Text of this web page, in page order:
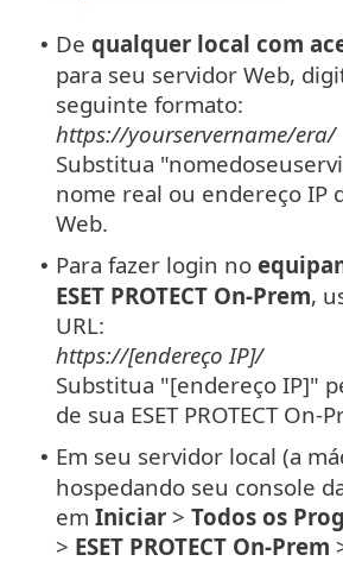
• De qualquer local com
para seu servidor Web,
seguinte formato:
https://yourservername/era/
Substitua
nome real ou endereço IP
Web.
• Para fazer login no
ESET PROTECT On-Prem,
URL:
https://[endereço IP]/
Substitua "[endereço IP]"
de sua ESET PROTECT On-
• Em seu servidor local (a
hospedando seu console
em Iniciar > Todos os
> ESET PROTECT On-Prem